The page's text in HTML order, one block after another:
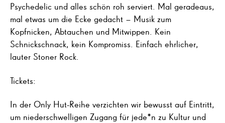
Psychedelic und alles schön roh serviert. Mal geradeaus,
mal etwas um die Ecke gedacht – Musik zum
Kopfnicken, Abtauchen und Mitwippen. Kein
Schnickschnack, kein Kompromiss. Einfach ehrlicher,
lauter Stoner Rock.
Tickets:
In der Only Hut-Reihe verzichten wir bewusst auf Eintritt,
um niederschwelligen Zugang für jede*n zu Kultur und